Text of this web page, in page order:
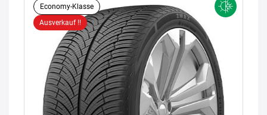
Economy-Klasse
Ausverkauf !!